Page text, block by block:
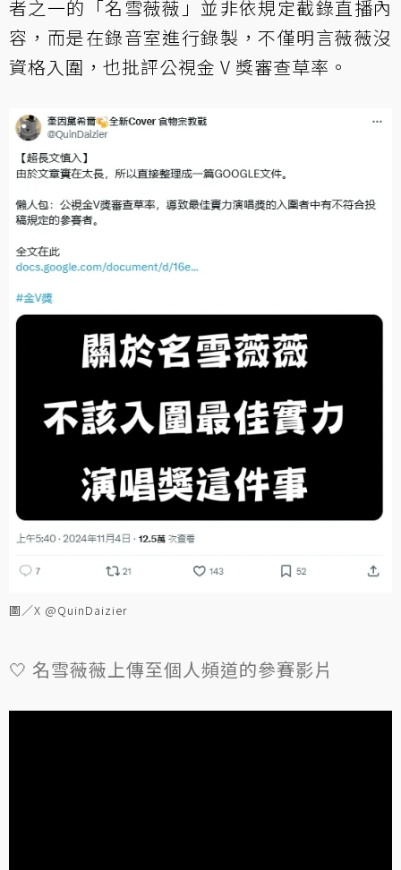
者之一的「名雪薇薇」並非依規定截錄直播內
容，而是在錄音室進行錄製，不僅明言薇薇沒
資格入圍，也批評公視金 V 獎審查草率。
圖／X @QuinDaizier
🤍 名雪薇薇上傳至個人頻道的參賽影片